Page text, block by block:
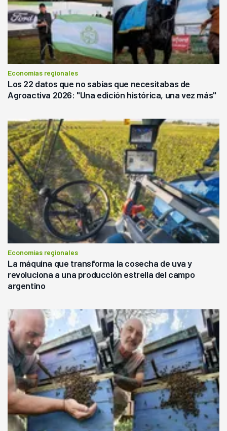
Economías regionales
Los 22 datos que no sabías que necesitabas de
Agroactiva 2026: "Una edición histórica, una vez más"
Economías regionales
La máquina que transforma la cosecha de uva y
revoluciona a una producción estrella del campo
argentino